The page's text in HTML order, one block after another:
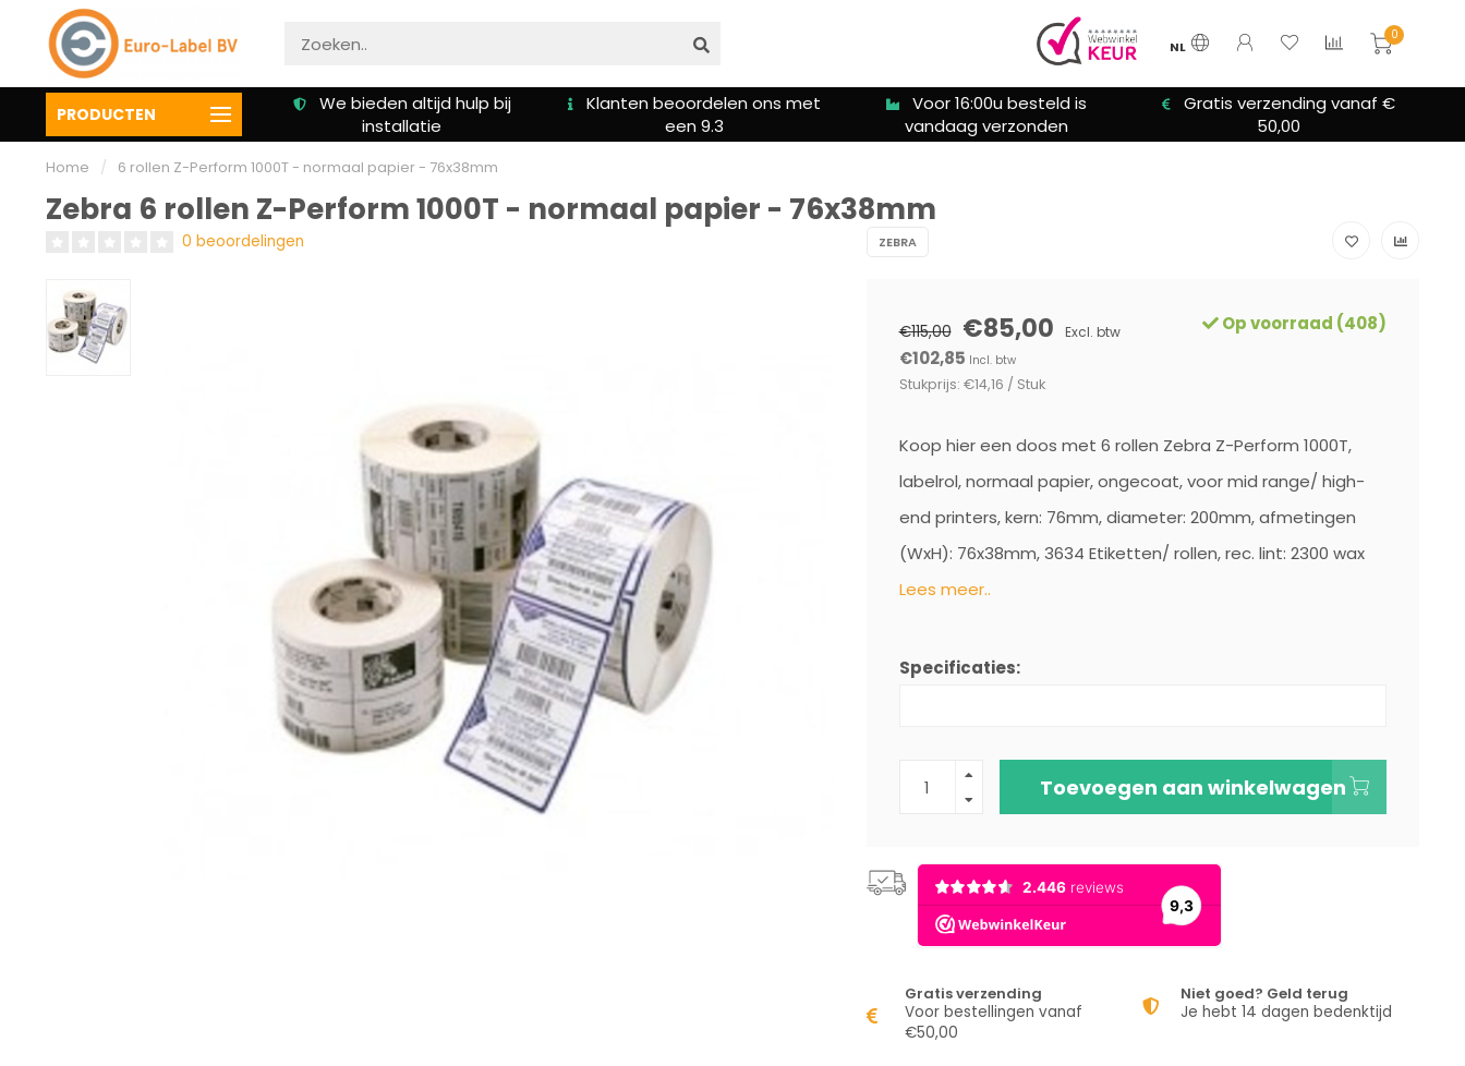
NL
0
PRODUCTEN
Gratis verzending vanaf €
50,00
We bieden altijd hulp bij
installatie
Klanten beoordelen ons met
een 9.3
Voor 16:00u besteld is
vandaag verzonden
Gratis verzending vanaf €
50,00
Home / 6 rollen Z-Perform 1000T - normaal papier - 76x38mm
Zebra 6 rollen Z-Perform 1000T - normaal papier - 76x38mm
0 beoordelingen ZEBRA
€115,00 €85,00 Excl. btw
€102,85 Incl. btw
Op voorraad (408)
Stukprijs: €14,16 / Stuk
Koop hier een doos met 6 rollen Zebra Z-Perform 1000T,
labelrol, normaal papier, ongecoat, voor mid range/ high-
end printers, kern: 76mm, diameter: 200mm, afmetingen
(WxH): 76x38mm, 3634 Etiketten/ rollen, rec. lint: 2300 wax
Lees meer..
Specificaties:
Toevoegen aan winkelwagen
Gratis verzending
Voor bestellingen vanaf
€50,00
Niet goed? Geld terug
Je hebt 14 dagen bedenktijd